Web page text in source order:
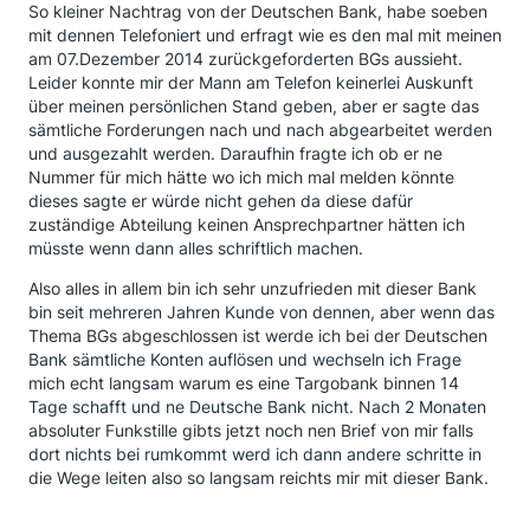
So kleiner Nachtrag von der Deutschen Bank, habe soeben
mit dennen Telefoniert und erfragt wie es den mal mit meinen
am 07.Dezember 2014 zurückgeforderten BGs aussieht.
Leider konnte mir der Mann am Telefon keinerlei Auskunft
über meinen persönlichen Stand geben, aber er sagte das
sämtliche Forderungen nach und nach abgearbeitet werden
und ausgezahlt werden. Daraufhin fragte ich ob er ne
Nummer für mich hätte wo ich mich mal melden könnte
dieses sagte er würde nicht gehen da diese dafür
zuständige Abteilung keinen Ansprechpartner hätten ich
müsste wenn dann alles schriftlich machen.
Also alles in allem bin ich sehr unzufrieden mit dieser Bank
bin seit mehreren Jahren Kunde von dennen, aber wenn das
Thema BGs abgeschlossen ist werde ich bei der Deutschen
Bank sämtliche Konten auflösen und wechseln ich Frage
mich echt langsam warum es eine Targobank binnen 14
Tage schafft und ne Deutsche Bank nicht. Nach 2 Monaten
absoluter Funkstille gibts jetzt noch nen Brief von mir falls
dort nichts bei rumkommt werd ich dann andere schritte in
die Wege leiten also so langsam reichts mir mit dieser Bank.